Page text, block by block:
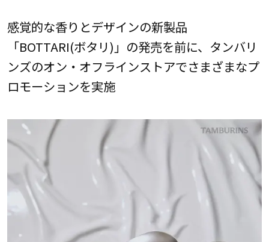
感覚的な香りとデザインの新製品
「BOTTARI(ボタリ)」の発売を前に、タンバリ
ンズのオン・オフラインストアでさまざまなプ
ロモーションを実施